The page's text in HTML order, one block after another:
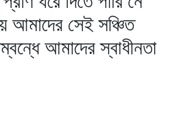
আমাদের সেই সঞ্চিত
আমাদের স্বাধীনতা